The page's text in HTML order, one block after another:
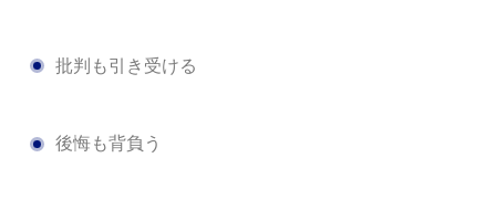
批判も引き受ける
後悔も背負う